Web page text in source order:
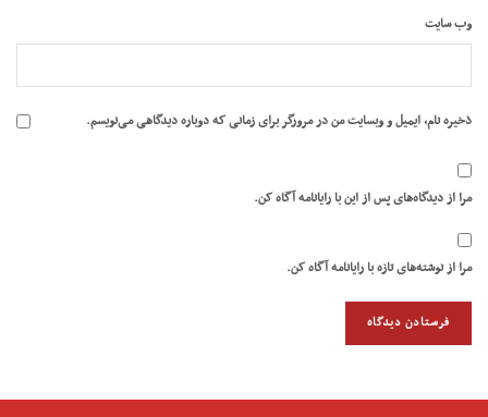
وب‌ سایت
ذخیره نام، ایمیل و وبسایت من در مرورگر برای زمانی که دوباره دیدگاهی می‌نویسم.
مرا از دیدگاه‌های پس از این با رایانامه آگاه کن.
مرا از نوشته‌های تازه با رایانامه آگاه کن.